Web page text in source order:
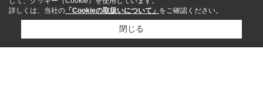
詳しくは、当社の 「Cookieの取扱いについて」 をご確認ください。
閉じる